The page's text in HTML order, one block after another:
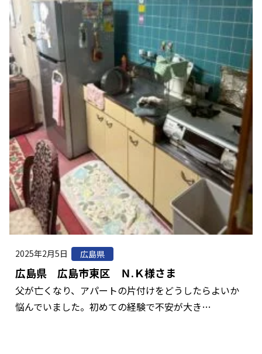
2025年2月5日 広島県
広島県 広島市東区 Ｎ.Ｋ様さま
父が亡くなり、アパートの片付けをどうしたらよいか
悩んでいました。初めての経験で不安が大き…